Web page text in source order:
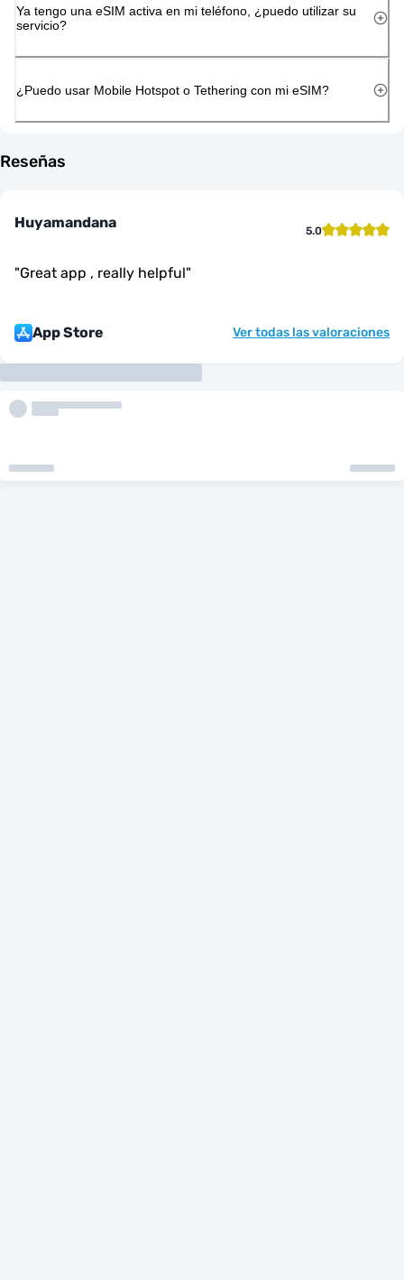
Ya tengo una eSIM activa en mi teléfono, ¿puedo utilizar su
servicio?
¿Puedo usar Mobile Hotspot o Tethering con mi eSIM?
Reseñas
Huyamandana 5.0
"Great app , really helpful"
App Store Ver todas las valoraciones